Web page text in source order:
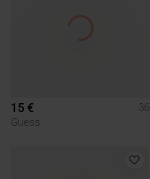
15 €
36
Guess